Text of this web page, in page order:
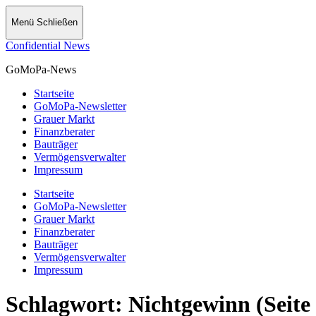
Menü Schließen
Confidential News
GoMoPa-News
Startseite
GoMoPa-Newsletter
Grauer Markt
Finanzberater
Bauträger
Vermögensverwalter
Impressum
Startseite
GoMoPa-Newsletter
Grauer Markt
Finanzberater
Bauträger
Vermögensverwalter
Impressum
Schlagwort: Nichtgewinn